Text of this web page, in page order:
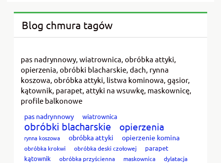
Blog chmura tagów
pas nadrynnowy, wiatrownica, obróbka attyki,
opierzenia, obróbki blacharskie, dach, rynna
koszowa, obróbka attyki, listwa kominowa, gąsior,
kątownik, parapet, attyki na wsuwkę, maskownicę,
profile balkonowe
pas nadrynnowy wiatrownica
obróbki blacharskie opierzenia
rynna koszowa obróbka attyki opierzenie komina
obróbka krokwi obróbka deski czołowej
parapet
kątownik
obróbka przyścienna maskownica
dylatacja